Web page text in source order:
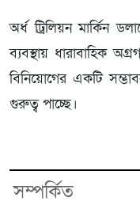
অর্ধ ট্রিলিয়ন মার্কিন
ব্যবস্থায় ধারাবাহিক
বিনিয়োগের একটি
গুরুত্ব পাচ্ছে।
সম্পর্কিত